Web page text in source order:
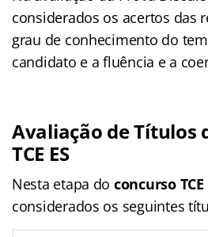
considerados os acertos das
grau de conhecimento do
candidato e a fluência e a
Avaliação de Títulos
TCE ES
Nesta etapa do concurso TCE
considerados os seguintes